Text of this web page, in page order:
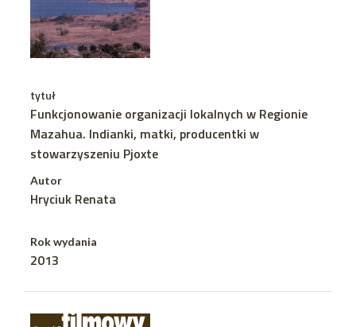
tytuł
Funkcjonowanie organizacji lokalnych w Regionie
Mazahua. Indianki, matki, producentki w
stowarzyszeniu Pjoxte
Autor
Hryciuk Renata
Rok wydania
2013